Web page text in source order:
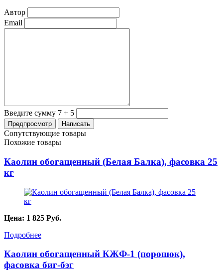
Автор
Email
Введите сумму 7 + 5
Сопутствующие товары
Похожие товары
Каолин обогащенный (Белая Балка), фасовка 25
кг
Цена: 1 825 Руб.
Подробнее
Каолин обогащенный КЖФ-1 (порошок),
фасовка биг-бэг